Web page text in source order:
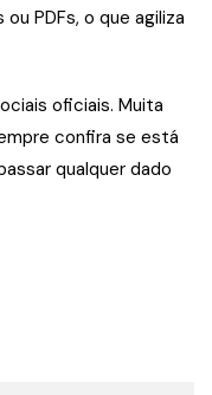
PDFs, o que agiliza
oficiais. Muita
confira se está
qualquer dado